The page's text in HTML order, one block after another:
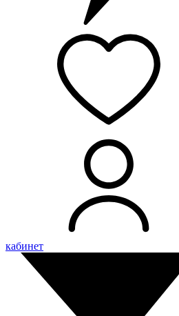
кабинет